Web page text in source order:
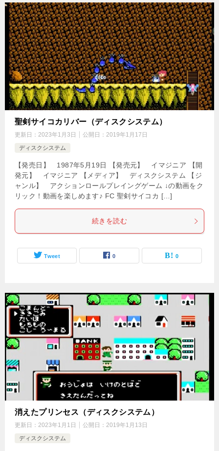
聖剣サイコカリバー（ディスクシステム）
更新日： 2023年1月3日 公開日： 2019年1月17日
ディスクシステム
【発売日】 1987年5月19日 【発売元】 イマジニア 【開
発元】 イマジニア 【メディア】 ディスクシステム 【ジ
ャンル】 アクションロールプレイングゲーム ↓の動画をク
リック！動画を楽しめます♪ FC 聖剣サイコカ […]
続きを読む
Tweet 0 0
消えたプリンセス（ディスクシステム）
更新日： 2023年1月1日 公開日： 2019年1月13日
ディスクシステム